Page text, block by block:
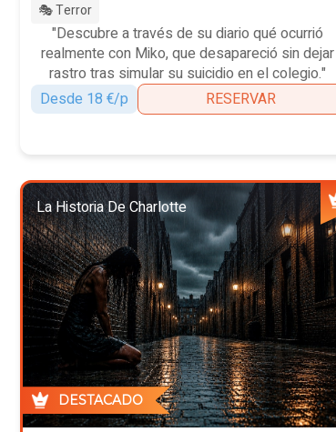
🎭 Terror
"Descubre a través de su diario qué ocurrió
realmente con Miko, que desapareció sin dejar
rastro tras simular su suicidio en el colegio."
Desde 18 €/p
RESERVAR
La Historia De Charlotte
DESTACADO